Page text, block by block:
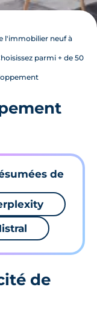
l'immobilier neuf à
parmi + de 50
de
de